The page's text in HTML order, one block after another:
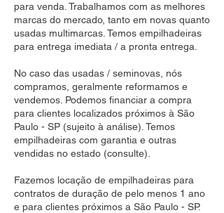
para venda. Trabalhamos com as melhores
marcas do mercado, tanto em novas quanto
usadas multimarcas. Temos empilhadeiras
para entrega imediata / a pronta entrega.
No caso das usadas / seminovas, nós
compramos, geralmente reformamos e
vendemos. Podemos financiar a compra
para clientes localizados próximos à São
Paulo - SP (sujeito à análise). Temos
empilhadeiras com garantia e outras
vendidas no estado (consulte).
Fazemos locação de empilhadeiras para
contratos de duração de pelo menos 1 ano
e para clientes próximos a São Paulo - SP.